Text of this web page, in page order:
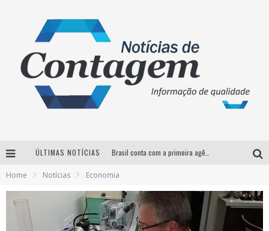
ÚLTIMAS NOTÍCIAS
Votação para o concurso Rainha do Pedro Leopoldo Rodeio Show 2026 é liberada no G1
Home Notícias Economia